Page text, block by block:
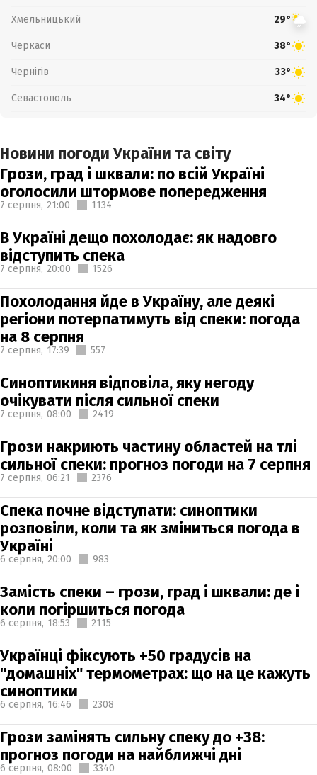
Хмельницький 29°
Черкаси 38°
Чернігів 33°
Севастополь 34°
Новини погоди України та світу
Грози, град і шквали: по всій Україні
оголосили штормове попередження
7 серпня, 21:00 1134
В Україні дещо похолодає: як надовго
відступить спека
7 серпня, 20:00 1526
Похолодання йде в Україну, але деякі
регіони потерпатимуть від спеки: погода
на 8 серпня
7 серпня, 17:39 557
Синоптикиня відповіла, яку негоду
очікувати після сильної спеки
7 серпня, 08:00 2419
Грози накриють частину областей на тлі
сильної спеки: прогноз погоди на 7 серпня
7 серпня, 06:21 2376
Спека почне відступати: синоптики
розповіли, коли та як зміниться погода в
Україні
6 серпня, 20:00 983
Замість спеки – грози, град і шквали: де і
коли погіршиться погода
6 серпня, 18:53 2115
Українці фіксують +50 градусів на
"домашніх" термометрах: що на це кажуть
синоптики
6 серпня, 16:46 2308
Грози замінять сильну спеку до +38:
прогноз погоди на найближчі дні
6 серпня, 08:00 3340